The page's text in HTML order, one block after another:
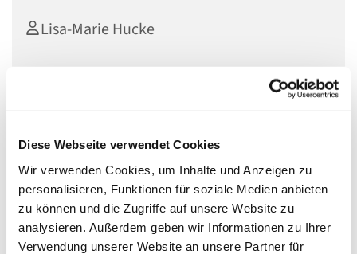
Diese Webseite verwendet Cookies
Wir verwenden Cookies, um Inhalte und Anzeigen zu
personalisieren, Funktionen für soziale Medien anbieten
zu können und die Zugriffe auf unsere Website zu
analysieren. Außerdem geben wir Informationen zu Ihrer
Verwendung unserer Website an unsere Partner für
Lisa-Marie Hucke
Auf euch wartet eine bunte Mischung aus Basteln,
lauschen. Und eine Menge Spaß